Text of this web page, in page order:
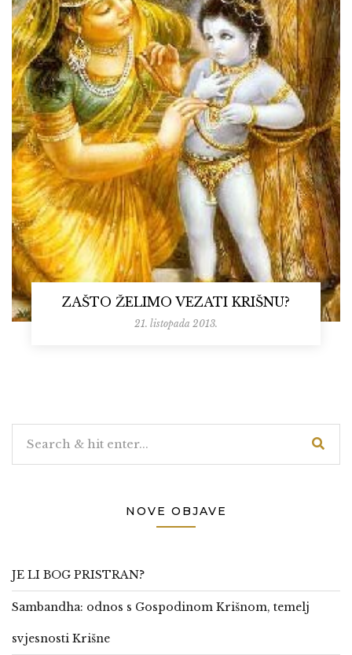
ZAŠTO ŽELIMO VEZATI KRIŠNU?
21. listopada 2013.
NOVE OBJAVE
JE LI BOG PRISTRAN?
Sambandha: odnos s Gospodinom Krišnom, temelj
svjesnosti Krišne